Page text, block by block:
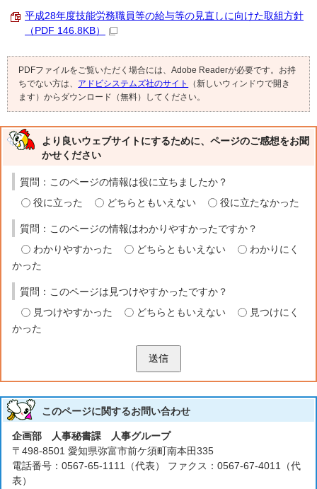
平成28年度技能労務職員等の給与等の見直しに向けた取組方針
（PDF 146.8KB）
PDFファイルをご覧いただく場合には、Adobe Readerが必要です。お持
ちでない方は、 アドビシステムズ社のサイト
（新しいウィンドウで開き
ます）からダウンロード（無料）してください。
より良いウェブサイトにするために、ページのご感想をお聞
かせください
質問：このページの情報は役に立ちましたか？
役に立った
どちらともいえない 役に立たなかった
質問：このページの情報はわかりやすかったですか？
わかりやすかった
どちらともいえない
わかりにく
かった
質問：このページは見つけやすかったですか？
見つけやすかった
どちらともいえない
見つけにく
かった
送信
このページに関するお問い合わせ
企画部 人事秘書課 人事グループ
〒498-8501 愛知県弥富市前ケ須町南本田335
電話番号：0567-65-1111（代表） ファクス：0567-67-4011（代
表）